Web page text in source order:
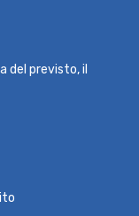
del previsto, il